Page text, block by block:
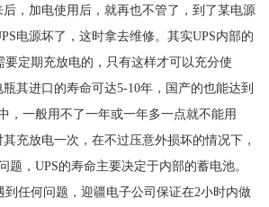
后，加电使用后，就再也不管了，到了某电源
电源坏了，这时拿去维修。其实UPS内部的
定期充放电的，只有这样才可以充分使
其进口的寿命可达5-10年，国产的也能达到
，一般用不了一年或一年多一点就不能用
充放电一次，在不过压意外损坏的情况下，
题，UPS的寿命主要决定于内部的蓄电池。
到任何问题，迎疆电子公司保证在2小时内做